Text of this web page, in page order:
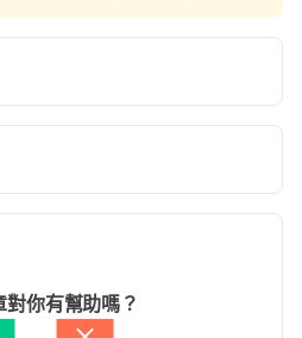
154-rosemary.aspx?
articles/26637
11, 2017
對你有幫助嗎？